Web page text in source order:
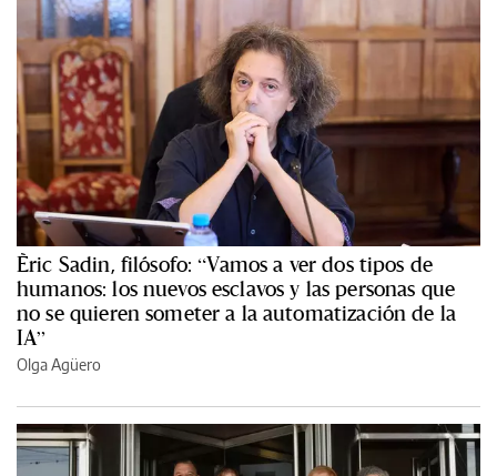
Èric Sadin, filósofo: “Vamos a ver dos tipos de
humanos: los nuevos esclavos y las personas que
no se quieren someter a la automatización de la
IA”
Olga Agüero